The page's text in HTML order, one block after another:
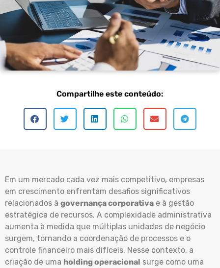
Compartilhe este conteúdo:
Em um mercado cada vez mais competitivo, empresas
em crescimento enfrentam desafios significativos
relacionados à governança corporativa e à gestão
estratégica de recursos. A complexidade administrativa
aumenta à medida que múltiplas unidades de negócio
surgem, tornando a coordenação de processos e o
controle financeiro mais difíceis. Nesse contexto, a
criação de uma holding operacional surge como uma